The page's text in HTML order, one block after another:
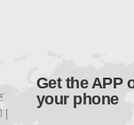
Get the APP
your phone